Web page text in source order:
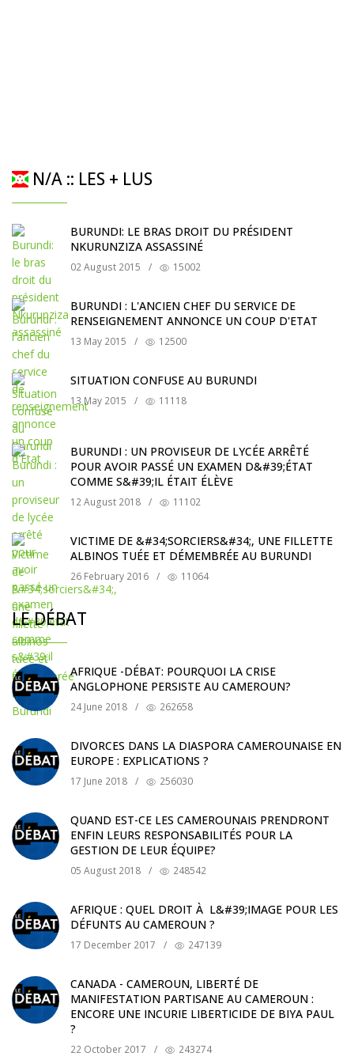
N/A :: LES + LUS
BURUNDI: LE BRAS DROIT DU PRÉSIDENT
NKURUNZIZA ASSASSINÉ
02 August 2015 / 15002
BURUNDI : L'ANCIEN CHEF DU SERVICE DE
RENSEIGNEMENT ANNONCE UN COUP D'ETAT
13 May 2015 / 12500
SITUATION CONFUSE AU BURUNDI
13 May 2015 / 11118
BURUNDI : UN PROVISEUR DE LYCÉE ARRÊTÉ
POUR AVOIR PASSÉ UN EXAMEN D&#39;ÉTAT
COMME S&#39;IL ÉTAIT ÉLÈVE
12 August 2018 / 11102
VICTIME DE &#34;SORCIERS&#34;, UNE FILLETTE
ALBINOS TUÉE ET DÉMEMBRÉE AU BURUNDI
26 February 2016 / 11064
LE DÉBAT
AFRIQUE -DÉBAT: POURQUOI LA CRISE
ANGLOPHONE PERSISTE AU CAMEROUN?
24 June 2018 / 262658
DIVORCES DANS LA DIASPORA CAMEROUNAISE EN
EUROPE : EXPLICATIONS ?
17 June 2018 / 256030
QUAND EST-CE LES CAMEROUNAIS PRENDRONT
ENFIN LEURS RESPONSABILITÉS POUR LA
GESTION DE LEUR ÉQUIPE?
05 August 2018 / 248542
AFRIQUE : QUEL DROIT À L&#39;IMAGE POUR LES
DÉFUNTS AU CAMEROUN ?
17 December 2017 / 247139
CANADA - CAMEROUN, LIBERTÉ DE
MANIFESTATION PARTISANE AU CAMEROUN :
ENCORE UNE INCURIE LIBERTICIDE DE BIYA PAUL
?
22 October 2017 / 243274